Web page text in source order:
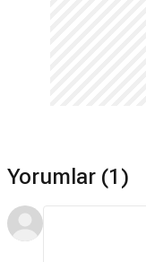
Yorumlar (1)